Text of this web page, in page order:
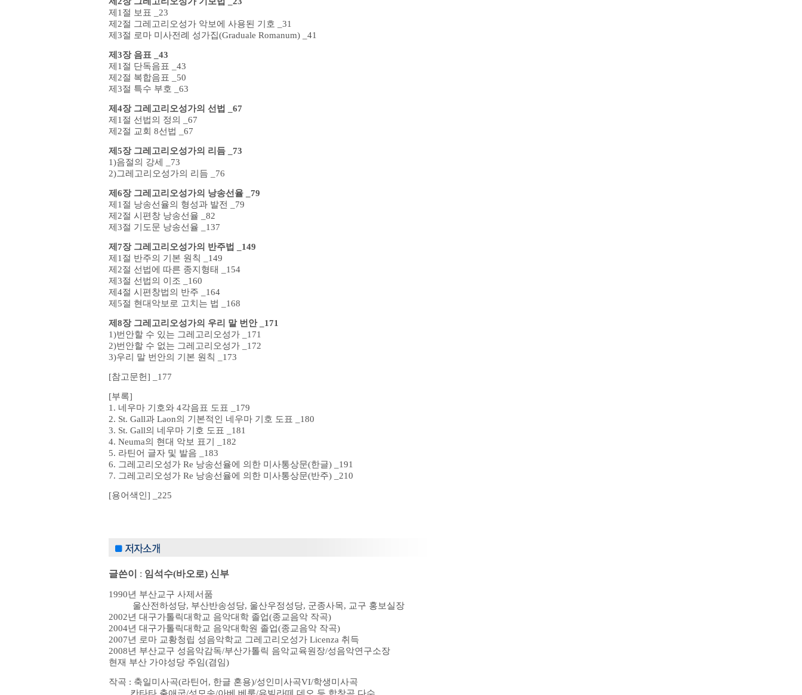
제1절 보표 _23
제2절 그레고리오성가 악보에 사용된 기호 _31
제3절 로마 미사전례 성가집(Graduale Romanum) _41
제3장 음표 _43
제1절 단독음표 _43
제2절 복합음표 _50
제3절 특수 부호 _63
제4장 그레고리오성가의 선법 _67
제1절 선법의 정의 _67
제2절 교회 8선법 _67
제5장 그레고리오성가의 리듬 _73
1)음절의 강세 _73
2)그레고리오성가의 리듬 _76
제6장 그레고리오성가의 낭송선율 _79
제1절 낭송선율의 형성과 발전 _79
제2절 시편창 낭송선율 _82
제3절 기도문 낭송선율 _137
제7장 그레고리오성가의 반주법 _149
제1절 반주의 기본 원칙 _149
제2절 선법에 따른 종지형태 _154
제3절 선법의 이조 _160
제4절 시편창법의 반주 _164
제5절 현대악보로 고치는 법 _168
제8장 그레고리오성가의 우리 말 번안 _171
1)번안할 수 있는 그레고리오성가 _171
2)번안할 수 없는 그레고리오성가 _172
3)우리 말 번안의 기본 원칙 _173
[참고문헌] _177
[부록]
1. 네우마 기호와 4각음표 도표 _179
2. St. Gall과 Laon의 기본적인 네우마 기호 도표 _180
3. St. Gall의 네우마 기호 도표 _181
4. Neuma의 현대 악보 표기 _182
5. 라틴어 글자 및 발음 _183
6. 그레고리오성가 Re 낭송선율에 의한 미사통상문(한글) _191
7. 그레고리오성가 Re 낭송선율에 의한 미사통상문(반주) _210
[용어색인] _225
글쓴이 : 임석수(바오로) 신부
1990년 부산교구 사제서품
울산전하성당, 부산반송성당, 울산우정성당, 군종사목, 교구 홍보실장
2002년 대구가톨릭대학교 음악대학 졸업(종교음악 작곡)
2004년 대구가톨릭대학교 음악대학원 졸업(종교음악 작곡)
2007년 로마 교황청립 성음악학교 그레고리오성가 Licenza 취득
2008년 부산교구 성음악감독/부산가톨릭 음악교육원장/성음악연구소장
현재 부산 가야성당 주임(겸임)
작곡 : 축일미사곡(라틴어, 한글 혼용)/성인미사곡VI/학생미사곡